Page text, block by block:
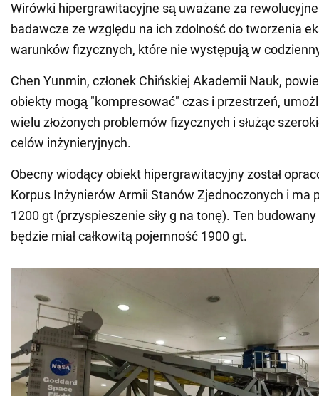
Wirówki hipergrawitacyjne są uważane za
badawcze ze względu na ich zdolność do tworzenia
warunków fizycznych, które nie występują w
Chen Yunmin, członek Chińskiej Akademii Nauk,
obiekty mogą "kompresować" czas i przestrzeń,
wielu złożonych problemów fizycznych i służąc
celów inżynieryjnych.
Obecny wiodący obiekt hipergrawitacyjny został
Korpus Inżynierów Armii Stanów Zjednoczonych i ma
1200 gt (przyspieszenie siły g na tonę). Ten
będzie miał całkowitą pojemność 1900 gt.